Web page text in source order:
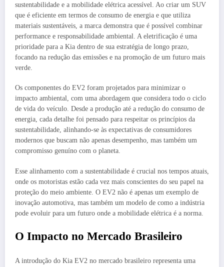
sustentabilidade e a mobilidade elétrica acessível. Ao criar um SUV
que é eficiente em termos de consumo de energia e que utiliza
materiais sustentáveis, a marca demonstra que é possível combinar
performance e responsabilidade ambiental. A eletrificação é uma
prioridade para a Kia dentro de sua estratégia de longo prazo,
focando na redução das emissões e na promoção de um futuro mais
verde.
Os componentes do EV2 foram projetados para minimizar o
impacto ambiental, com uma abordagem que considera todo o ciclo
de vida do veículo. Desde a produção até a redução do consumo de
energia, cada detalhe foi pensado para respeitar os princípios da
sustentabilidade, alinhando-se às expectativas de consumidores
modernos que buscam não apenas desempenho, mas também um
compromisso genuíno com o planeta.
Esse alinhamento com a sustentabilidade é crucial nos tempos atuais,
onde os motoristas estão cada vez mais conscientes do seu papel na
proteção do meio ambiente. O EV2 não é apenas um exemplo de
inovação automotiva, mas também um modelo de como a indústria
pode evoluir para um futuro onde a mobilidade elétrica é a norma.
O Impacto no Mercado Brasileiro
A introdução do Kia EV2 no mercado brasileiro representa uma